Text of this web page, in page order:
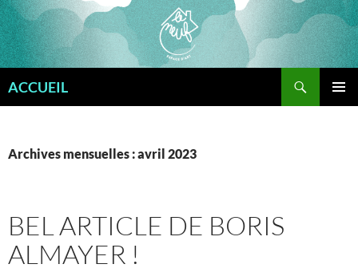
Aller
au
contenu
ACCUEIL
Archives mensuelles : avril 2023
BEL ARTICLE DE BORIS
ALMAYER !